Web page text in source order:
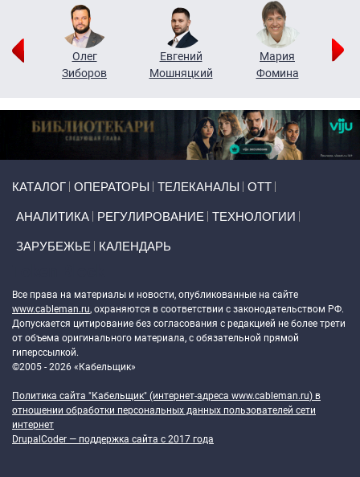
Олег
Зиборов
Евгений
Мошняцкий
Мария
Фомина
КАТАЛОГ ОПЕРАТОРЫ ТЕЛЕКАНАЛЫ ОТТ
АНАЛИТИКА РЕГУЛИРОВАНИЕ ТЕХНОЛОГИИ
ЗАРУБЕЖЬЕ КАЛЕНДАРЬ
Все права на материалы и новости, опубликованные на сайте
www.cableman.ru, охраняются в соответствии с законодательством РФ.
Допускается цитирование без согласования с редакцией не более трети
от объема оригинального материала, с обязательной прямой
гиперссылкой.
©2005 - 2026 «Кабельщик»
Политика сайта "Кабельщик" (интернет-адреса www.cableman.ru) в
отношении обработки персональных данных пользователей сети
интернет
DrupalCoder — поддержка сайта c 2017 года